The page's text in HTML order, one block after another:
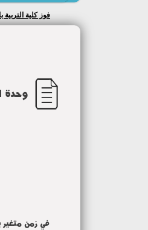
فوز كلية التربية
وحدة
في زمن متغير